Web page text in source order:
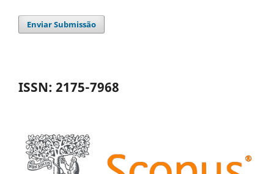
Enviar Submissão
ISSN: 2175-7968